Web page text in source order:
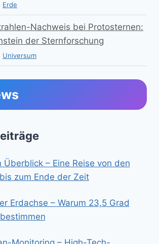
Erde
Nachweis bei Protosternen:
der Sternforschung
Universum
Überblick – Eine Reise von den
zum Ende der Zeit
Erdachse – Warum 23,5 Grad